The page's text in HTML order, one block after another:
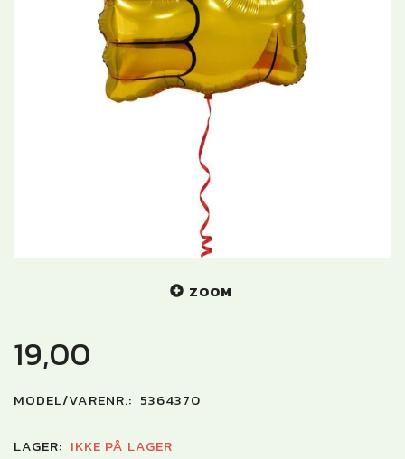
ZOOM
19,00
MODEL/VARENR.: 5364370
LAGER: IKKE PÅ LAGER